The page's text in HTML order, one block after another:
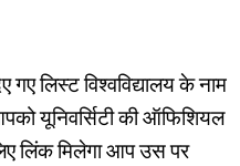
लिस्ट विश्वविद्यालय के नाम
यूनिवर्सिटी की ऑफिशियल
लिंक मिलेगा आप उस पर